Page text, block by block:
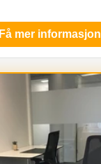
Få mer informasjon